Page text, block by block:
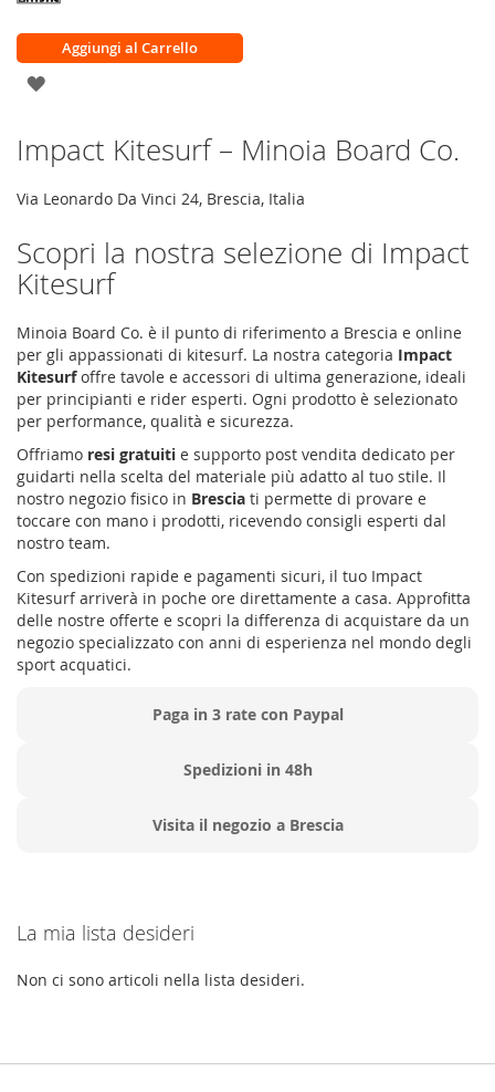
Aggiungi al Carrello
AGGIUNGI
LISTA
DESIDERI
Impact Kitesurf – Minoia Board Co.
Via Leonardo Da Vinci 24, Brescia, Italia
Scopri la nostra selezione di Impact
Kitesurf
Minoia Board Co. è il punto di riferimento a Brescia e online
per gli appassionati di kitesurf. La nostra categoria Impact
Kitesurfoffre tavole e accessori di ultima generazione, ideali
per principianti e rider esperti. Ogni prodotto è selezionato
per performance, qualità e sicurezza.
Offriamo resi gratuiti e supporto post vendita dedicato per
guidarti nella scelta del materiale più adatto al tuo stile. Il
nostro negozio fisico in Brescia ti permette di provare e
toccare con mano i prodotti, ricevendo consigli esperti dal
nostro team.
Con spedizioni rapide e pagamenti sicuri, il tuo Impact
Kitesurf arriverà in poche ore direttamente a casa. Approfitta
delle nostre offerte e scopri la differenza di acquistare da un
negozio specializzato con anni di esperienza nel mondo degli
sport acquatici.
Paga in 3 rate con Paypal
Spedizioni in 48h
Visita il negozio a Brescia
La mia lista desideri
Non ci sono articoli nella lista desideri.